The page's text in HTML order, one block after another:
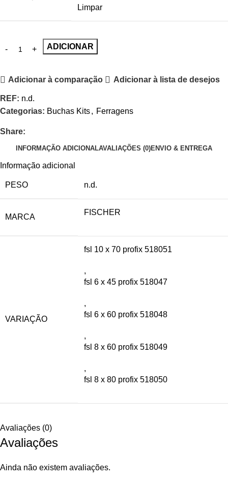
Limpar
ADICIONAR
Adicionar à comparação Adicionar à lista de desejos
REF: n.d.
Categorias: Buchas Kits, Ferragens
Share:
INFORMAÇÃO ADICIONALAVALIAÇÕES (0)ENVIO & ENTREGA
Informação adicional
PESO n.d.
MARCA
FISCHER
VARIAÇÃO
fsl 10 x 70 profix 518051
,
fsl 6 x 45 profix 518047
,
fsl 6 x 60 profix 518048
,
fsl 8 x 60 profix 518049
,
fsl 8 x 80 profix 518050
Avaliações (0)
Avaliações
Ainda não existem avaliações.